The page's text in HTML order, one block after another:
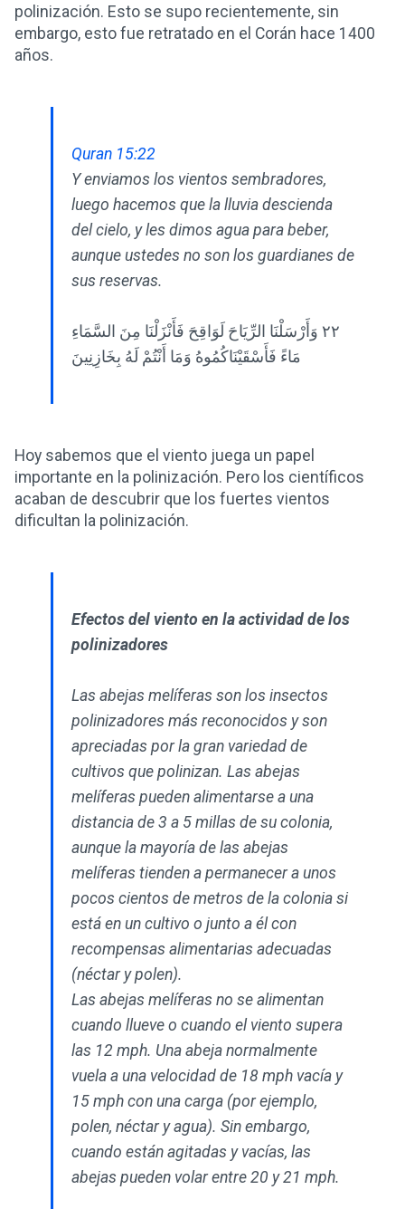
polinización. Esto se supo recientemente, sin
embargo, esto fue retratado en el Corán hace 1400
años.
Quran 15:22
Y enviamos los vientos sembradores,
luego hacemos que la lluvia descienda
del cielo, y les dimos agua para beber,
aunque ustedes no son los guardianes de
sus reservas.
٢٢ وَأَرْسَلْنَا الرِّيَاحَ لَوَاقِحَ فَأَنْزَلْنَا مِنَ السَّمَاءِ
مَاءً فَأَسْقَيْنَاكُمُوهُ وَمَا أَنْتُمْ لَهُ بِخَازِنِينَ
Hoy sabemos que el viento juega un papel
importante en la polinización. Pero los científicos
acaban de descubrir que los fuertes vientos
dificultan la polinización.
Efectos del viento en la actividad de los
polinizadores
Las abejas melíferas son los insectos
polinizadores más reconocidos y son
apreciadas por la gran variedad de
cultivos que polinizan. Las abejas
melíferas pueden alimentarse a una
distancia de 3 a 5 millas de su colonia,
aunque la mayoría de las abejas
melíferas tienden a permanecer a unos
pocos cientos de metros de la colonia si
está en un cultivo o junto a él con
recompensas alimentarias adecuadas
(néctar y polen).
Las abejas melíferas no se alimentan
cuando llueve o cuando el viento supera
las 12 mph. Una abeja normalmente
vuela a una velocidad de 18 mph vacía y
15 mph con una carga (por ejemplo,
polen, néctar y agua). Sin embargo,
cuando están agitadas y vacías, las
abejas pueden volar entre 20 y 21 mph.